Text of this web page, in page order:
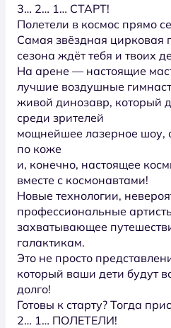
3… 2… 1… СТАРТ!
Полетели в космос прямо
Самая звёздная цирковая
сезона ждёт тебя и твоих
На арене — настоящие
лучшие воздушные
живой динозавр, который
среди зрителей
мощнейшее лазерное шоу,
по коже
и, конечно, настоящее
вместе с космонавтами!
Новые технологии,
профессиональные
захватывающее
галактикам.
Это не просто
который ваши дети будут
долго!
Готовы к старту? Тогда
2… 1… ПОЛЕТЕЛИ!